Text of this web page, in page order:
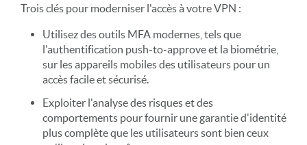
Trois clés pour moderniser l'accès à votre VPN :
Utilisez des outils MFA modernes, tels que
l'authentification push-to-approve et la biométrie,
sur les appareils mobiles des utilisateurs pour un
accès facile et sécurisé.
Exploiter l'analyse des risques et des
comportements pour fournir une garantie d'identité
plus complète que les utilisateurs sont bien ceux